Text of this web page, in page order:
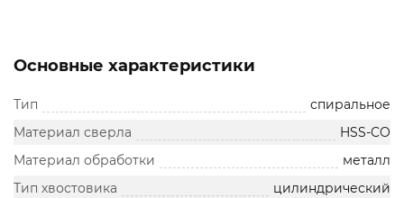
Основные характеристики
Тип
спиральное
Материал сверла
HSS-CO
Материал обработки
металл
Тип хвостовика
цилиндрический